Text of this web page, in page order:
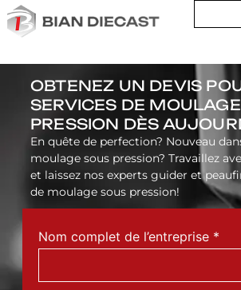
Composants de meubles
OBTENEZ UN DEVIS
SERVICES DE
PRESSION DÈS
En quête de perfection? Nouveau
moulage sous pression? Travaillez
et laissez nos experts guider et
de moulage sous pression!
Nom complet de l’entreprise *